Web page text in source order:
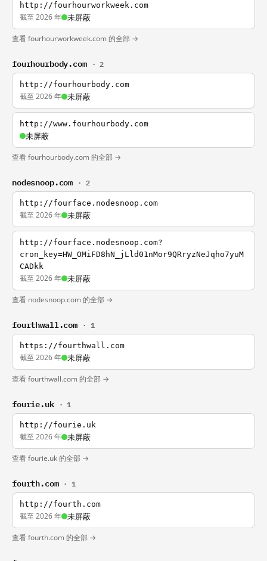
http://fourhourworkweek.com
截至 2026 年 未屏蔽
查看 fourhourworkweek.com 的全部 →
fourhourbody.com · 2
http://fourhourbody.com
截至 2026 年 未屏蔽
http://www.fourhourbody.com
未屏蔽
查看 fourhourbody.com 的全部 →
nodesnoop.com · 2
http://fourface.nodesnoop.com
截至 2026 年 未屏蔽
http://fourface.nodesnoop.com?
cron_key=HW_OMiFD8hN_jLld01nMor9QRryzNeJqho7yuM
CADkk
截至 2026 年 未屏蔽
查看 nodesnoop.com 的全部 →
fourthwall.com · 1
https://fourthwall.com
截至 2026 年 未屏蔽
查看 fourthwall.com 的全部 →
fourie.uk · 1
http://fourie.uk
截至 2026 年 未屏蔽
查看 fourie.uk 的全部 →
fourth.com · 1
http://fourth.com
截至 2026 年 未屏蔽
查看 fourth.com 的全部 →